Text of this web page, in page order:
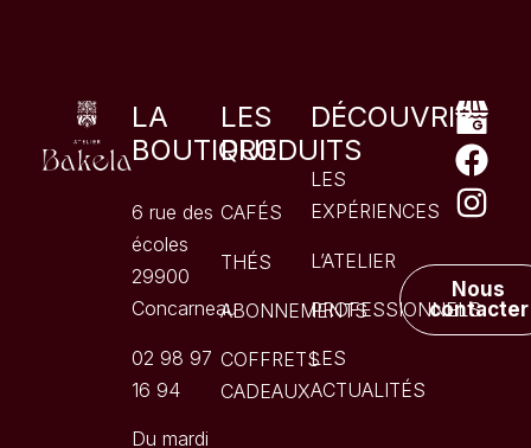
LA
BOUTIQUE
6 rue des
écoles
29900
Concarneau
02 98 97
16 94
Du mardi
LES
PRODUITS
CAFÉS
THÉS
ABONNEMENTS
COFFRETS
CADEAUX
DÉCOUVRIR
LES
EXPÉRIENCES
L’ATELIER
PROFESSIONNELS
LES
ACTUALITÉS
Nous
contacter